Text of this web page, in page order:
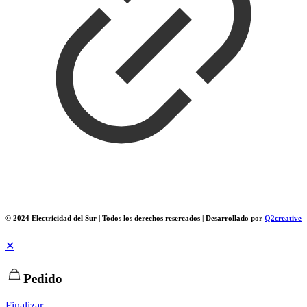
© 2024 Electricidad del Sur | Todos los derechos resercados | Desarrollado por Q2creative
✕
Pedido